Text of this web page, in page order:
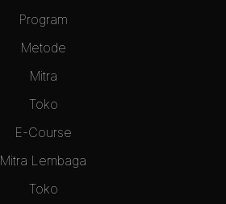
Program
Metode
Mitra
Toko
E-Course
Mitra Lembaga
Toko